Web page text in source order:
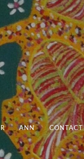
ANN CONTACT